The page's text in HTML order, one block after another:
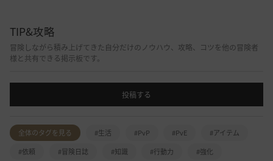
TIP&攻略
冒険しながら積み上げてきた自分だけのノウハウ、攻略、コツを他の冒険者
様と共有できる掲示板です。
投稿する
全体のタグを見る #生活 #PvP #PvE
#アイテム
#依頼
#冒険日誌 #知識 #行動力
#強化